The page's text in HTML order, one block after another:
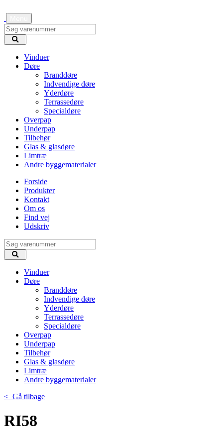
Vinduer
Døre
Branddøre
Indvendige døre
Yderdøre
Terrassedøre
Specialdøre
Overpap
Underpap
Tilbehør
Glas & glasdøre
Limtræ
Andre byggematerialer
Forside
Produkter
Kontakt
Om os
Find vej
Udskriv
Vinduer
Døre
Branddøre
Indvendige døre
Yderdøre
Terrassedøre
Specialdøre
Overpap
Underpap
Tilbehør
Glas & glasdøre
Limtræ
Andre byggematerialer
< Gå tilbage
RI58